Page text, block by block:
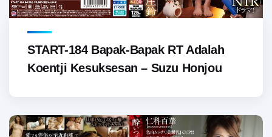
START-184 Bapak-Bapak RT Adalah
Koentji Kesuksesan – Suzu Honjou